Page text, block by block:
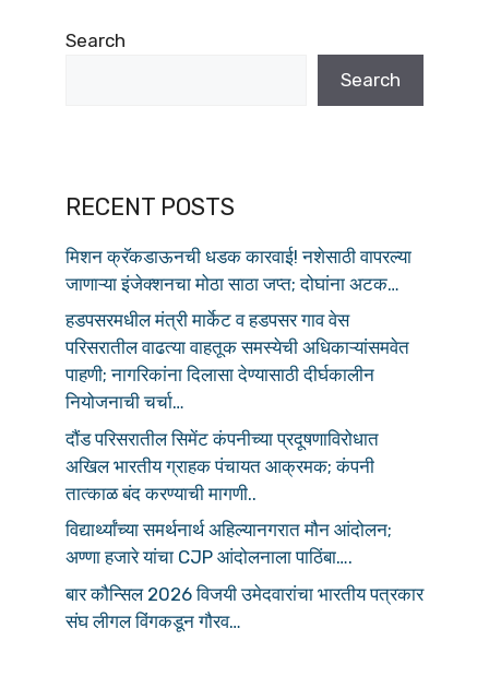
k
Search
Search
RECENT POSTS
मिशन क्रॅकडाऊनची धडक कारवाई! नशेसाठी वापरल्या
जाणाऱ्या इंजेक्शनचा मोठा साठा जप्त; दोघांना अटक…
हडपसरमधील मंत्री मार्केट व हडपसर गाव वेस
परिसरातील वाढत्या वाहतूक समस्येची अधिकाऱ्यांसमवेत
पाहणी; नागरिकांना दिलासा देण्यासाठी दीर्घकालीन
नियोजनाची चर्चा…
दौंड परिसरातील सिमेंट कंपनीच्या प्रदूषणाविरोधात
अखिल भारतीय ग्राहक पंचायत आक्रमक; कंपनी
तात्काळ बंद करण्याची मागणी..
विद्यार्थ्यांच्या समर्थनार्थ अहिल्यानगरात मौन आंदोलन;
अण्णा हजारे यांचा CJP आंदोलनाला पाठिंबा….
बार कौन्सिल 2026 विजयी उमेदवारांचा भारतीय पत्रकार
संघ लीगल विंगकडून गौरव…